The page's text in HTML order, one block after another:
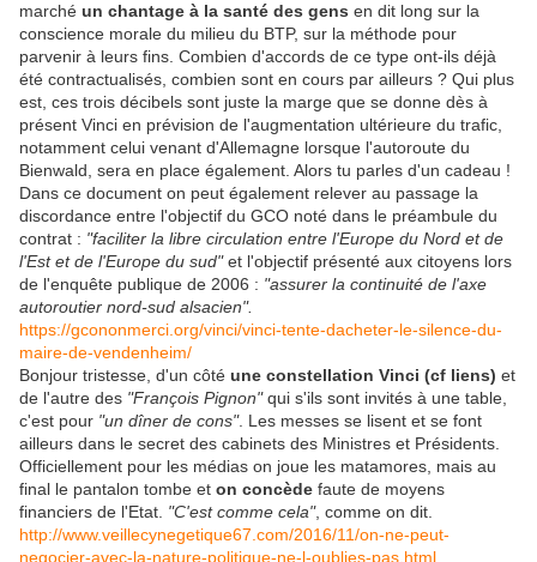
marché un chantage à la santé des gens en dit long sur la
conscience morale du milieu du BTP, sur la méthode pour
parvenir à leurs fins. Combien d'accords de ce type ont-ils déjà
été contractualisés, combien sont en cours par ailleurs ? Qui plus
est, ces trois décibels sont juste la marge que se donne dès à
présent Vinci en prévision de l'augmentation ultérieure du trafic,
notamment celui venant d'Allemagne lorsque l'autoroute du
Bienwald, sera en place également. Alors tu parles d'un cadeau !
Dans ce document on peut également relever au passage la
discordance entre l'objectif du GCO noté dans le préambule du
contrat : "faciliter la libre circulation entre l'Europe du Nord et de
l'Est et de l'Europe du sud"et l'objectif présenté aux citoyens lors
de l'enquête publique de 2006 : "assurer la continuité de l'axe
autoroutier nord-sud alsacien".
https://gcononmerci.org/vinci/vinci-tente-dacheter-le-silence-du-
maire-de-vendenheim/
Bonjour tristesse, d'un côté une constellation Vinci (cf liens) et
de l'autre des "François Pignon"qui s'ils sont invités à une table,
c'est pour "un dîner de cons". Les messes se lisent et se font
ailleurs dans le secret des cabinets des Ministres et Présidents.
Officiellement pour les médias on joue les matamores, mais au
final le pantalon tombe et on concède faute de moyens
financiers de l'Etat. "C'est comme cela", comme on dit.
http://www.veillecynegetique67.com/2016/11/on-ne-peut-
negocier-avec-la-nature-politique-ne-l-oublies-pas.html